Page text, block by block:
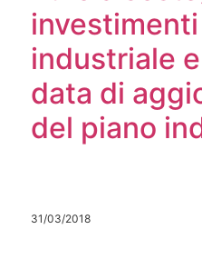
industriale
data di
del piano
31/03/2018